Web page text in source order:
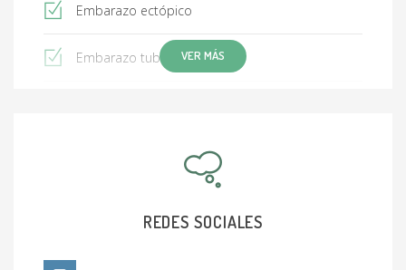
Embarazo ectópico
Embarazo tubáricoVER MÁS
REDES SOCIALES